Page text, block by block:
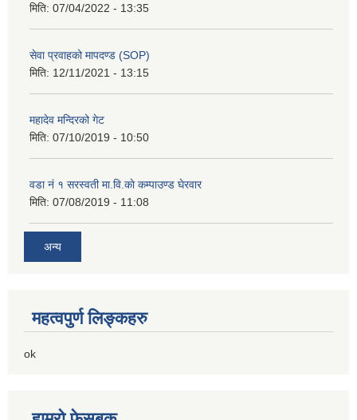
मिति: 07/04/2022 - 13:35
सेवा प्रवाहको मापदण्ड (SOP)
मिति: 12/11/2021 - 13:15
महादेव मन्दिरको गेट
मिति: 07/10/2019 - 10:50
वडा नं १ सरस्वती मा.वि.काे कम्पाउण्ड घेरवार
मिति: 07/08/2019 - 11:08
अन्य
महत्वपुर्ण लिङ्कहरु
ok